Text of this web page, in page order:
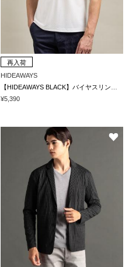
再入荷
HIDEAWAYS
¥5,390